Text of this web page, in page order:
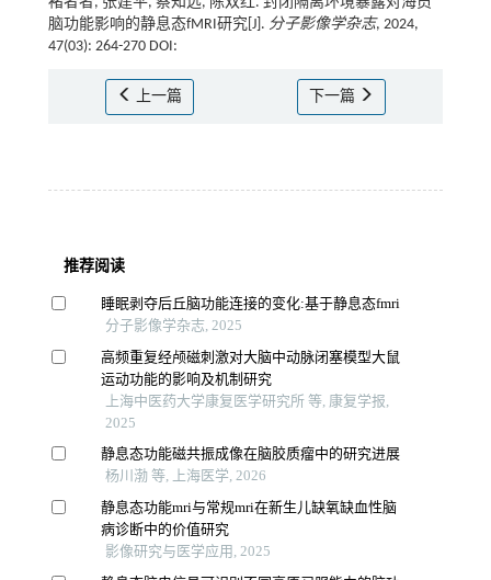
脑功能影响的静息态fMRI研究[J]. 分子影像学杂志, 2024,
47(03): 264-270 DOI:
上一篇 下一篇